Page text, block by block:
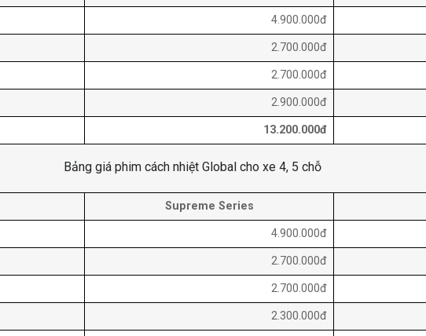
4.900.000đ
2.700.000đ
2.700.000đ
2.900.000đ
13.200.000đ
Bảng giá phim cách nhiệt Global cho xe 4, 5 chỗ
Supreme Series
4.900.000đ
2.700.000đ
2.700.000đ
2.300.000đ